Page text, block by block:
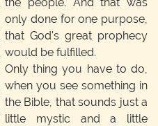
the people. And that was
only done for one purpose,
that God's great prophecy
would be fulfilled.
Only thing you have to do,
when you see something in
the Bible, that sounds just a
little mystic and a little